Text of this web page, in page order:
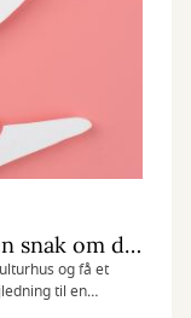
Få et gratis sundhedstjek og en snak om dit helbred
og få et
til en